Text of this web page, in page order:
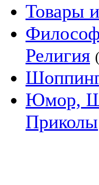
Товары
Религия
Юмор,
Приколы